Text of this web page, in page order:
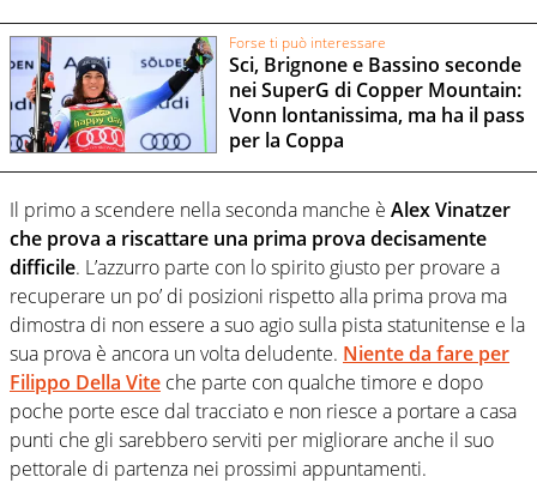
Forse ti può interessare
Sci, Brignone e Bassino seconde
nei SuperG di Copper Mountain:
Vonn lontanissima, ma ha il pass
per la Coppa
Il primo a scendere nella seconda manche è Alex Vinatzer
che prova a riscattare una prima prova decisamente
difficile. L’azzurro parte con lo spirito giusto per provare a
recuperare un po’ di posizioni rispetto alla prima prova ma
dimostra di non essere a suo agio sulla pista statunitense e la
sua prova è ancora un volta deludente. Niente da fare per
Filippo Della Vite che parte con qualche timore e dopo
poche porte esce dal tracciato e non riesce a portare a casa
punti che gli sarebbero serviti per migliorare anche il suo
pettorale di partenza nei prossimi appuntamenti.